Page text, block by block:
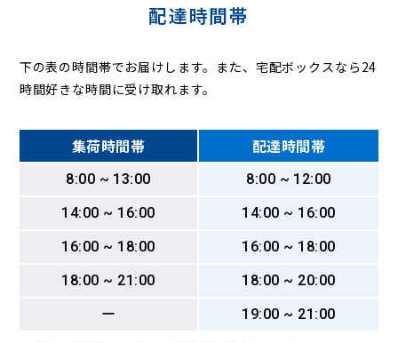
配達時間帯
下の表の時間帯でお届けします。また、宅配ボックスなら24
時間好きな時間に受け取れます。
集荷時間帯 配達時間帯
8:00 ~ 13:00
8:00 ~ 12:00
14:00 ~ 16:00
14:00 ~ 16:00
16:00 ~ 18:00
16:00 ~ 18:00
18:00 ~ 21:00
18:00 ~ 20:00
ー
19:00 ~ 21:00